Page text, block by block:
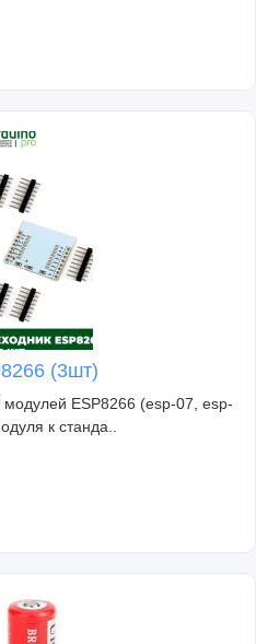
(3шт)
ESP8266 (esp-07, esp-
к станда..